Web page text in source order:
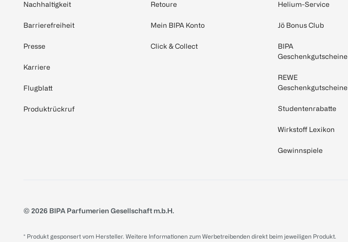
Nachhaltigkeit
Barrierefreiheit
Presse
Karriere
Flugblatt
Produktrückruf
Retoure
Mein BIPA Konto
Click & Collect
Helium-Service
Jö Bonus Club
BIPA
Geschenkgutscheine
REWE
Geschenkgutscheine
Studentenrabatte
Wirkstoff Lexikon
Gewinnspiele
© 2026 BIPA Parfumerien Gesellschaft m.b.H.
* Produkt gesponsert vom Hersteller. Weitere Informationen zum Werbetreibenden direkt beim jeweiligen Produkt.